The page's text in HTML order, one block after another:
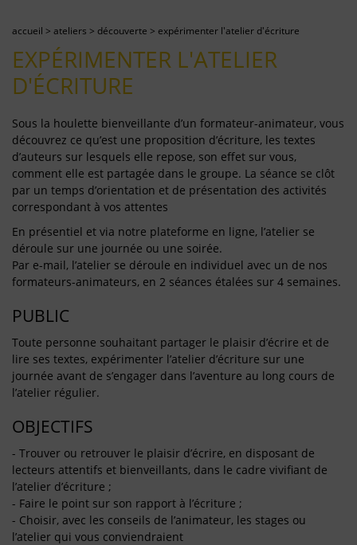
accueil > ateliers > découverte > expérimenter l'atelier d'écriture
EXPÉRIMENTER L'ATELIER
D'ÉCRITURE
Sous la houlette bienveillante d’un formateur-animateur, vous
découvrez ce qu’est une proposition d’écriture, les textes
d’auteurs sur lesquels elle repose, son effet sur vous,
comment elle est partagée dans le groupe. La séance se clôt
par un temps d’orientation et de présentation des activités
correspondant à vos attentes
En présentiel et via notre plateforme en ligne, l’atelier se
déroule sur une journée ou une soirée.
Par e-mail, l’atelier se déroule en individuel avec un de nos
formateurs-animateurs, en 2 séances étalées sur 4 semaines.
PUBLIC
Toute personne souhaitant partager le plaisir d’écrire et de
lire ses textes, expérimenter l’atelier d’écriture sur une
journée avant de s’engager dans l’aventure au long cours de
l’atelier régulier.
OBJECTIFS
- Trouver ou retrouver le plaisir d’écrire, en disposant de
lecteurs attentifs et bienveillants, dans le cadre vivifiant de
l’atelier d’écriture ;
- Faire le point sur son rapport à l’écriture ;
- Choisir, avec les conseils de l’animateur, les stages ou
l’atelier qui vous conviendraient